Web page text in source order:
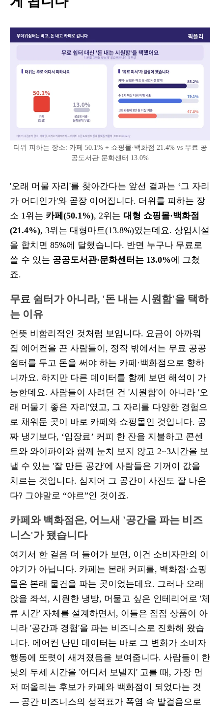
더위 피하는 장소: 카페 50.1% + 쇼핑몰·백화점 21.4% vs 무료 공
공도서관·문화센터 13.0%
'오래 머물 자리'를 찾아간다는 앞선 결과는 ‘그 자리
가 어디인가'와 곧장 이어집니다. 더위를 피하는 장
소 1위는 카페(50.1%), 2위는 대형 쇼핑몰·백화점
(21.4%), 3위는 대형마트(13.8%)였는데요. 상업시설
을 합치면 85%에 달했습니다. 반면 누구나 무료로
쓸 수 있는 공공도서관·문화센터는 13.0%에 그쳤
죠.
무료 쉼터가 아니라, '돈 내는 시원함'을 택하
는 이유
언뜻 비합리적인 것처럼 보입니다. 요금이 아까워
집 에어컨을 끈 사람들이, 정작 밖에서는 무료 공공
쉼터를 두고 돈을 써야 하는 카페·백화점으로 향하
니까요. 하지만 다른 데이터를 함께 보면 해석이 가
능한데요. 사람들이 사려던 건 '시원함'이 아니라 '오
래 머물기 좋은 자리'였고, 그 자리를 다양한 경험으
로 채워둔 곳이 바로 카페와 쇼핑몰인 것입니다. 공
짜 냉기보다, ‘입장료’ 커피 한 잔을 지불하고 콘센
트와 와이파이와 함께 눈치 보지 않고 2~3시간을 보
낼 수 있는 '잘 만든 공간'에 사람들은 기꺼이 값을
치르는 것입니다. 심지어 그 공간이 사진도 잘 나온
다? 그야말로 “야르”인 것이죠.
카페와 백화점은, 어느새 '공간을 파는 비즈
니스'가 됐습니다
여기서 한 걸음 더 들어가 보면, 이건 소비자만의 이
야기가 아닙니다. 카페는 본래 커피를, 백화점·쇼핑
몰은 본래 물건을 파는 곳이었는데요. 그러나 오래
앉을 좌석, 시원한 냉방, 머물고 싶은 인테리어로 '체
류 시간' 자체를 설계하면서, 이들은 점점 상품이 아
니라 '공간과 경험'을 파는 비즈니스로 진화해 왔습
니다. 에어컨 난민 데이터는 바로 그 변화가 소비자
행동에 또렷이 새겨졌음을 보여줍니다. 사람들이 한
낮의 두세 시간을 '어디서 보낼지' 고를 때, 가장 먼
저 떠올리는 후보가 카페와 백화점이 되었다는 것
— 공간 비즈니스의 성적표가 폭염 속 발걸음으로